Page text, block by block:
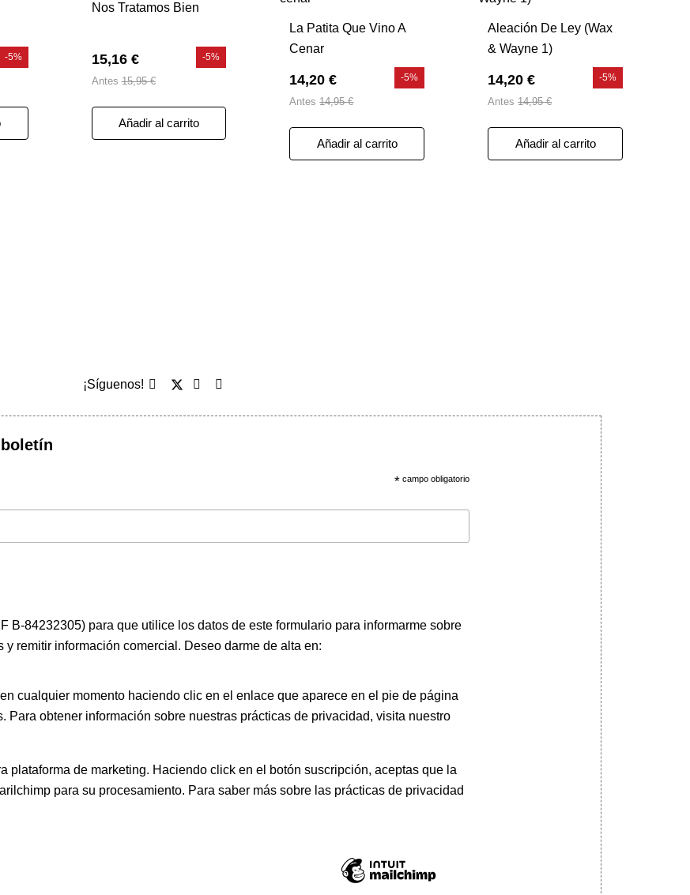
-5%
Nos Tratamos Bien
15,16 €
Antes 15,95 €
-5%
Añadir al carrito
La Patita Que Vino A
Cenar
14,20 €
Antes 14,95 €
-5%
Añadir al carrito
Aleación De Ley (Wax
& Wayne 1)
14,20 €
Antes 14,95 €
-5%
Añadir al carrito
¡Síguenos!
* campo obligatorio
B-84232305) para que utilice los datos de este formulario para informarme sobre
y remitir información comercial. Deseo darme de alta en:
cualquier momento haciendo clic en el enlace que aparece en el pie de página
Para obtener información sobre nuestras prácticas de privacidad, visita nuestro
plataforma de marketing. Haciendo click en el botón suscripción, aceptas que la
para su procesamiento. Para saber mássobre las prácticas de privacidad